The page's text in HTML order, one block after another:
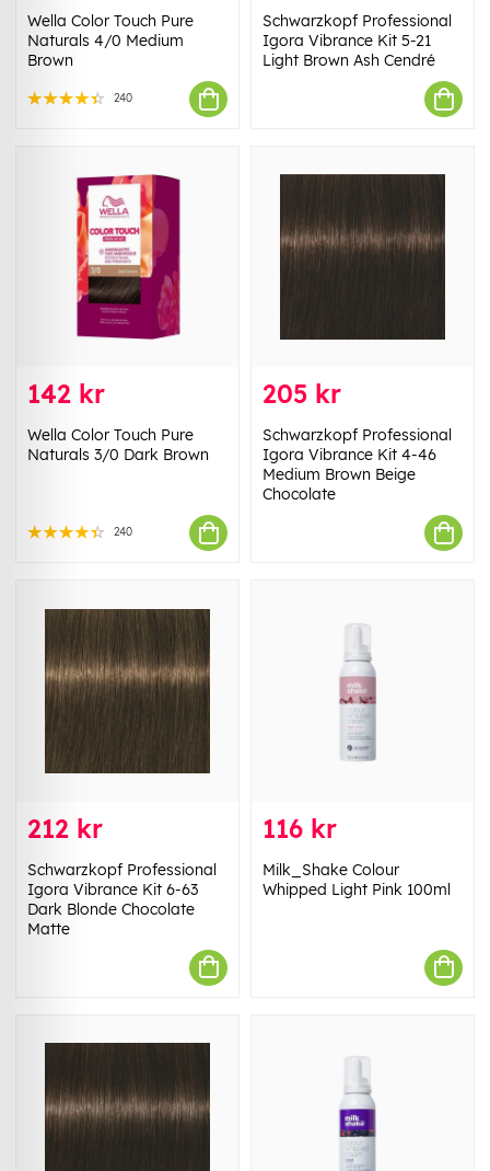
Wella Color Touch Pure
Naturals 4/0 Medium
Brown
240
Schwarzkopf Professional
Igora Vibrance Kit 5-21
Light Brown Ash Cendré
142 kr
Wella Color Touch Pure
Naturals 3/0 Dark Brown
240
205 kr
Schwarzkopf Professional
Igora Vibrance Kit 4-46
Medium Brown Beige
Chocolate
212 kr
Schwarzkopf Professional
Igora Vibrance Kit 6-63
Dark Blonde Chocolate
Matte
116 kr
Milk_Shake Colour
Whipped Light Pink 100ml